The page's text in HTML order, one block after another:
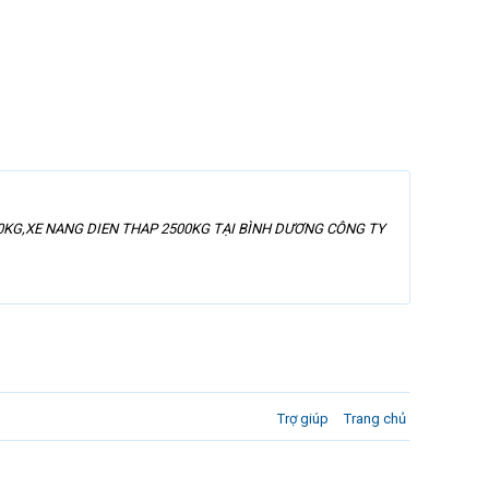
NANG DIEN THAP 2500KG TẠI BÌNH DƯƠNG CÔNG TY
Trợ giúp Trang chủ